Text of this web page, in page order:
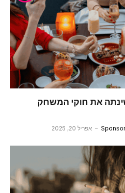
את חוקי המשחק
אפריל 20, 2025